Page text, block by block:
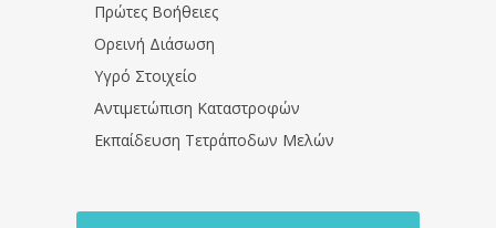
Πρώτες Βοήθειες
Ορεινή Διάσωση
Υγρό Στοιχείο
Αντιμετώπιση Καταστροφών
Εκπαίδευση Τετράποδων Μελών